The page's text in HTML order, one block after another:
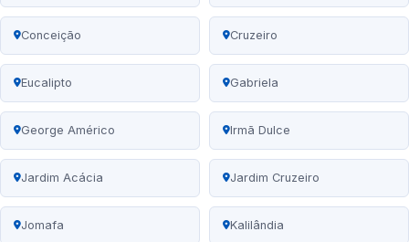
Conceição Cruzeiro
Eucalipto Gabriela
George Américo Irmã Dulce
Jardim Acácia Jardim Cruzeiro
Jomafa Kalilândia